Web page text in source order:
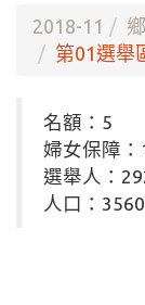
2018-11
第01選舉
名額：5
婦女保障：
選舉人：
人口：3560